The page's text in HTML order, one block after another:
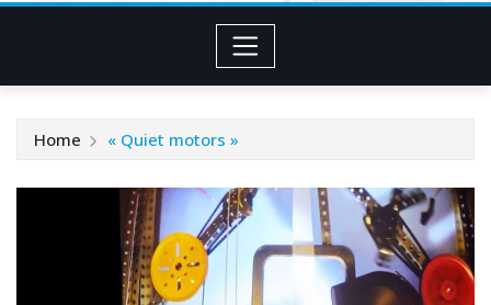
Home « Quiet motors »